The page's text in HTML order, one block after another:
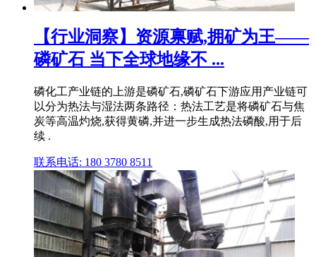
【行业洞察】资源禀赋,拥矿为王——
磷矿石 当下全球地缘不 ...
磷化工产业链的上游是磷矿石,磷矿石下游应用产业链可
以分为热法与湿法两条路径：热法工艺是将磷矿石与焦
炭等高温灼烧,获得黄磷,并进一步生成热法磷酸,用于后
续 .
联系电话: 180 3780 8511